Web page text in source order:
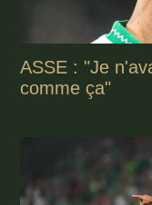
ASSE : "Je
comme ça"